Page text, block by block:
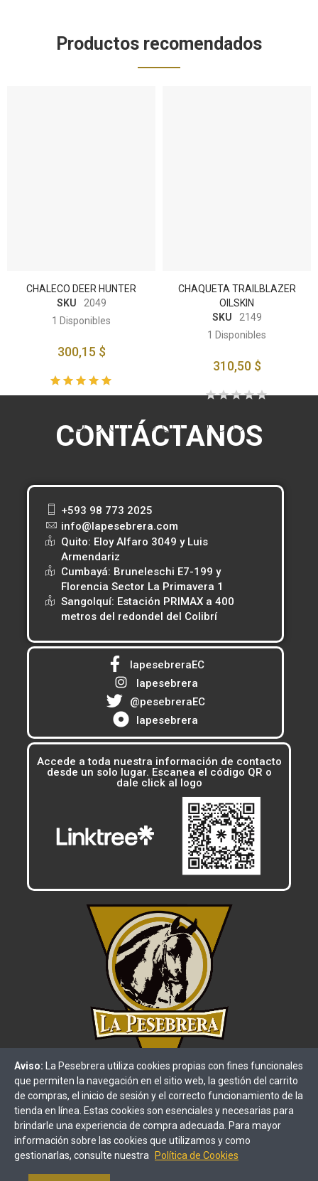
Productos recomendados
CHALECO DEER HUNTER
SKU
2049
1 Disponibles
300,15 $
CHAQUETA TRAILBLAZER
OILSKIN
SKU
2149
1 Disponibles
310,50 $
CONTÁCTANOS
+593 98 773 2025
info@lapesebrera.com
Quito: Eloy Alfaro 3049 y Luis
Armendariz
Cumbayá: Bruneleschi E7-199 y
Florencia Sector La Primavera 1
Sangolquí: Estación PRIMAX a 400
metros del redondel del Colibrí
lapesebreraEC
lapesebrera
@pesebreraEC
lapesebrera
Accede a toda nuestra información de contacto
desde un solo lugar. Escanea el código QR o
dale click al logo
Aviso:
La Pesebrera utiliza cookies propias con fines funcionales
que permiten la navegación en el sitio web, la gestión del carrito
de compras, el inicio de sesión y el correcto funcionamiento de la
tienda en línea. Estas cookies son esenciales y necesarias para
brindarle una experiencia de compra adecuada. Para mayor
información sobre las cookies que utilizamos y como
gestionarlas, consulte nuestra
Política de Cookies